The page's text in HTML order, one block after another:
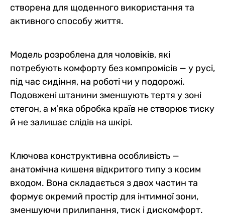
створена для щоденного використання та
активного способу життя.
Модель розроблена для чоловіків, які
потребують комфорту без компромісів — у русі,
під час сидіння, на роботі чи у подорожі.
Подовжені штанини зменшують тертя у зоні
стегон, а м’яка обробка країв не створює тиску
й не залишає слідів на шкірі.
Ключова конструктивна особливість —
анатомічна кишеня відкритого типу з косим
входом. Вона складається з двох частин та
формує окремий простір для інтимної зони,
зменшуючи прилипання, тиск і дискомфорт.